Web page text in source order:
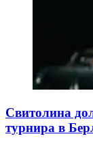
Свитолина
турнира в